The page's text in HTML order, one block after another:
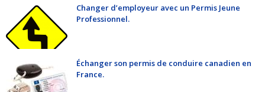
Changer d’employeur avec un Permis Jeune
Professionnel.
Échanger son permis de conduire canadien en
France.